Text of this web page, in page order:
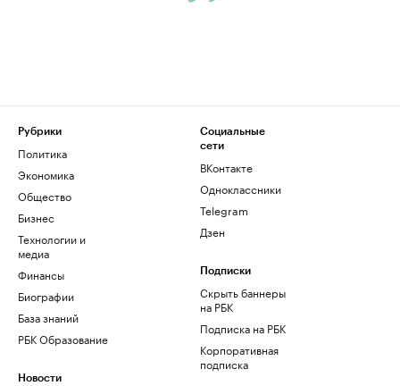
Рубрики
Политика
Экономика
Общество
Бизнес
Технологии и
медиа
Финансы
Биографии
База знаний
РБК Образование
Новости
Социальные
сети
ВКонтакте
Одноклассники
Telegram
Дзен
Подписки
Скрыть баннеры
на РБК
Подписка на РБК
Корпоративная
подписка